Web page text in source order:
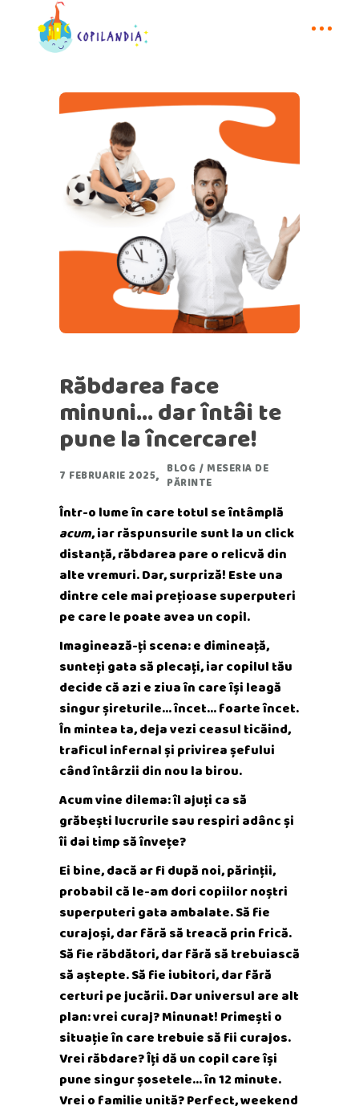
Răbdarea face
minuni… dar întâi te
pune la încercare!
7 FEBRUARIE 2025 BLOG / MESERIA DE
PĂRINTE
Într-o lume în care totul se întâmplă
acum, iar răspunsurile sunt la un click
distanță, răbdarea pare o relicvă din
alte vremuri. Dar, surpriză! Este una
dintre cele mai prețioase superputeri
pe care le poate avea un copil.
Imaginează-ți scena: e dimineață,
sunteți gata să plecați, iar copilul tău
decide că azi e ziua în care își leagă
singur șireturile… încet… foarte încet.
În mintea ta, deja vezi ceasul ticăind,
traficul infernal și privirea șefului
când întârzii din nou la birou.
Acum vine dilema: îl ajuți ca să
grăbești lucrurile sau respiri adânc și
îi dai timp să învețe?
Ei bine, dacă ar fi după noi, părinții,
probabil că le-am dori copiilor noștri
superputeri gata ambalate. Să fie
curajoși, dar fără să treacă prin frică.
Să fie răbdători, dar fără să trebuiască
să aștepte. Să fie iubitori, dar fără
certuri pe jucării. Dar universul are alt
plan: vrei curaj? Minunat! Primești o
situație în care trebuie să fii curajos.
Vrei răbdare? Îți dă un copil care își
pune singur șosetele… în 12 minute.
Vrei o familie unită? Perfect, weekend